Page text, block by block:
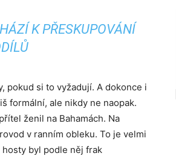
K PŘESKUPOVÁNÍ
pokud si to vyžadují. A dokonce i
formální, ale nikdy ne naopak.
ženil na Bahamách. Na
v ranním obleku. To je velmi
hosty byl podle něj frak